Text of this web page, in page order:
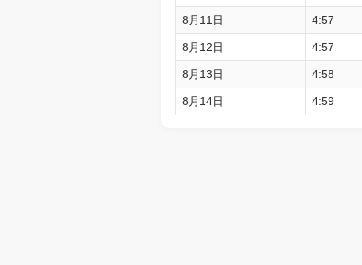
8月11日 4:57
8月12日 4:57
8月13日 4:58
8月14日 4:59